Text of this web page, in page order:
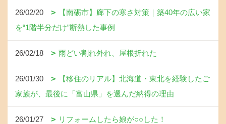
26/02/20
【南砺市】廊下の寒さ対策｜築40年の広い家
を“1階半分だけ”断熱した事例
26/02/18 雨どい割れ外れ、屋根折れた
26/01/30
【移住のリアル】北海道・東北を経験したご
家族が、最後に「富山県」を選んだ納得の理由
26/01/27 リフォームしたら娘が○○した！